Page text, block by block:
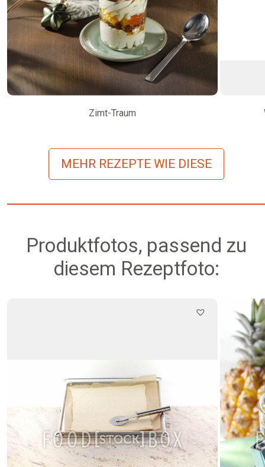
Zimt-Traum
MEHR REZEPTE WIE DIESE
Produktfotos, passend zu
diesem Rezeptfoto: